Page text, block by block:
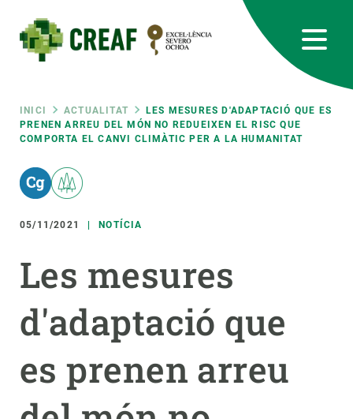
contingut
Fil
d'ariadna
INICI ACTUALITAT
LES MESURES D'ADAPTACIÓ QUE ES
PRENEN ARREU DEL MÓN NO REDUEIXEN EL RISC QUE
COMPORTA EL CANVI CLIMÀTIC PER A LA HUMANITAT
05/11/2021 NOTÍCIA
Les mesures
d'adaptació que
es prenen arreu
RRSS
Featured
responsive
Responsive
menu
RECERCA
CIÈNCIA EN ACCIÓ
PARTICIPA